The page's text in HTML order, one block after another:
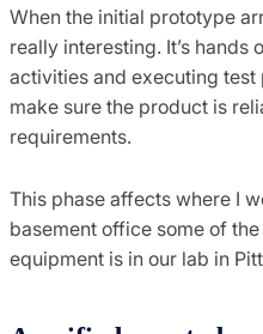
When the initial prototype
really interesting. It’s hands
activities and executing
make sure the product is
requirements.
This phase affects where I
basement office some of
equipment is in our lab in